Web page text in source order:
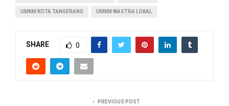
UMKM KOTA TANGERANG UMKM WASTRA LOKAL
SHARE 0
PREVIOUS POST